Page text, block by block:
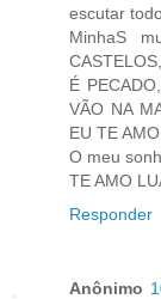
escutar
MinhaS
É
VÃO NA
EU TE
O meu
TE AMO
Responder
Anônimo